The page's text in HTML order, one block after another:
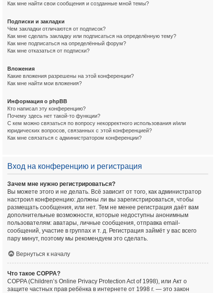
Как мне найти свои сообщения и созданные мной темы?
Подписки и закладки
Чем закладки отличаются от подписок?
Как мне сделать закладку или подписаться на определённую тему?
Как мне подписаться на определённый форум?
Как мне отказаться от подписки?
Вложения
Какие вложения разрешены на этой конференции?
Как мне найти мои вложения?
Информация о phpBB
Кто написал эту конференцию?
Почему здесь нет такой-то функции?
С кем можно связаться по вопросу некорректного использования и/или
юридических вопросов, связанных с этой конференцией?
Как мне связаться с администратором конференции?
Вход на конференцию и регистрация
Зачем мне нужно регистрироваться?
Вы можете этого и не делать. Всё зависит от того, как администратор
настроил конференцию: должны ли вы зарегистрироваться, чтобы
размещать сообщения, или нет. Тем не менее регистрация даёт вам
дополнительные возможности, которые недоступны анонимным
пользователям: аватары, личные сообщения, отправка email-
сообщений, участие в группах и т. д. Регистрация займёт у вас всего
пару минут, поэтому мы рекомендуем это сделать.
Вернуться к началу
Что такое COPPA?
COPPA (Children’s Online Privacy Protection Act of 1998), или Акт о
защите частных прав ребёнка в интернете от 1998 г. — это закон